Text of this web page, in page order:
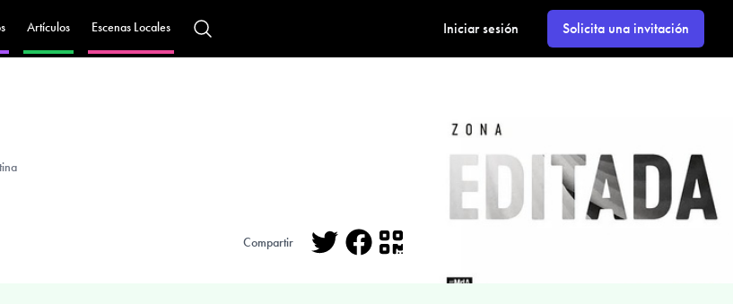
Artículos Escenas Locales Iniciar sesión Solicita una invitación
Compartir
Facebook